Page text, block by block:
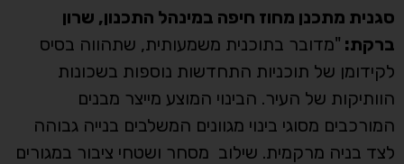
סגנית מתכנן מחוז חיפה במינהל התכנון, שרון
ברקת: "מדובר בתוכנית משמעותית, שתהווה בסיס
לקידומן של תוכניות התחדשות נוספות בשכונות
הוותיקות של העיר. הבינוי המוצע מייצר מבנים
המורכבים מסוגי בינוי מגוונים המשלבים בנייה גבוהה
לצד בניה מרקמית. שילוב מסחר ושטחי ציבור במגורים